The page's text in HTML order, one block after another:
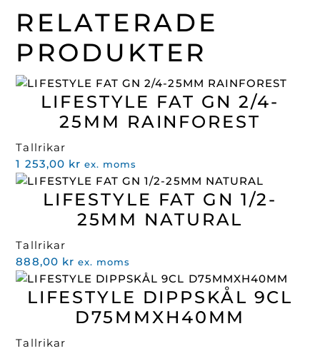
RELATERADE
PRODUKTER
LIFESTYLE FAT GN 2/4-
25MM RAINFOREST
Tallrikar
1 253,00 kr ex. moms
LIFESTYLE FAT GN 1/2-
25MM NATURAL
Tallrikar
888,00 kr ex. moms
LIFESTYLE DIPPSKÅL 9CL
D75MMXH40MM
Tallrikar